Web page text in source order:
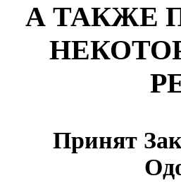
А ТАКЖЕ
Принят